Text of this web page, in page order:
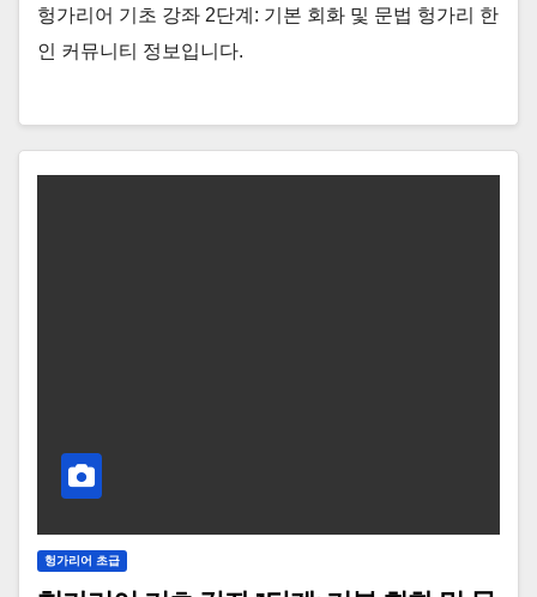
헝가리어 기초 강좌 2단계: 기본 회화 및 문법 헝가리 한
인 커뮤니티 정보입니다.
헝가리어 초급